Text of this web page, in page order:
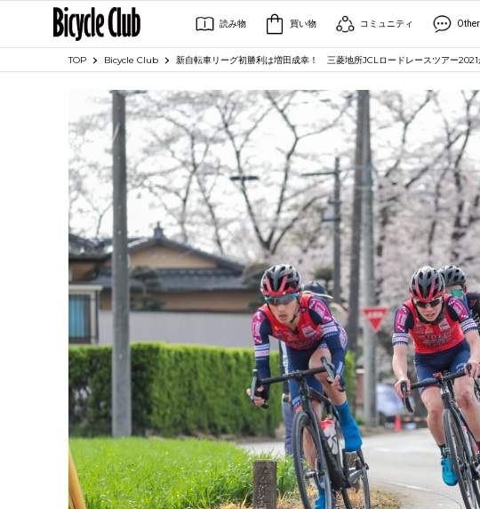
読み物 買い物 コミュニティ
TOP Bicycle Club 新自転車リーグ初勝利は増田成幸！ 三菱地所JCLロードレースツアー